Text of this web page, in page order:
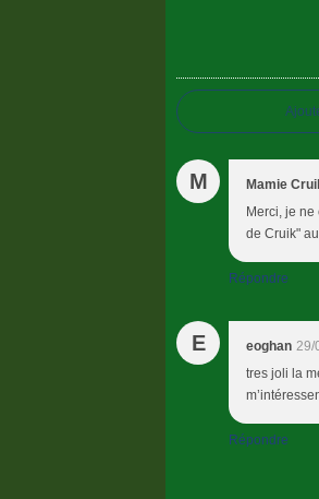
M Mamie
Merci, je
de Cruik"
Répondre
E eoghan 29/
tres joli la
Répondre